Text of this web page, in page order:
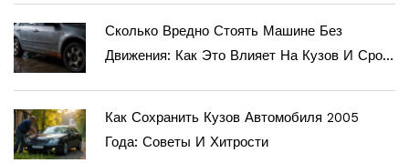
Сколько Вредно Стоять Машине Без
Движения: Как Это Влияет На Кузов И Срок
Как Сохранить Кузов Автомобиля 2005
Года: Советы И Хитрости